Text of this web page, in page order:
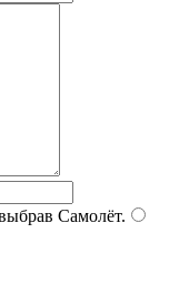
Самолёт.